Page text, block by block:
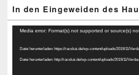
In den Eingeweiden des
Video-
Media error: Format(s) not supported or source(s)
Datei herunterladen: https://racskai.de/wp-content/uploads/2019/11/
Datei herunterladen: http://racskai.de/wp-content/uploads/2019/11/